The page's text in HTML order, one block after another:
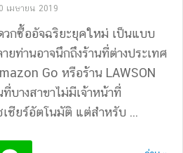
เมษายน 2019
วกซื้ออัจฉริยะยุคใหม่ เป็นแบบ
ยท่านอาจนึกถึงร้านที่ต่างประเทศ
Go หรือร้าน LAWSON
บางสาขาไม่มีเจ้าหน้าที่
ชียร์อัตโนมัติ แต่สำหรับ ...